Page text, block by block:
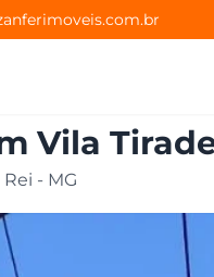
Vila
- MG